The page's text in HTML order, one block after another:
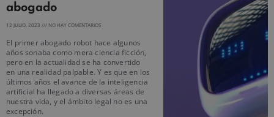
abogado
12 JULIO, 2023 NO HAY COMENTARIOS
El primer abogado robot hace algunos
años sonaba como mera ciencia ficción,
pero en la actualidad se ha convertido
en una realidad palpable. Y es que en los
últimos años el avance de la inteligencia
artificial ha llegado a diversas áreas de
nuestra vida, y el ámbito legal no es una
excepción.